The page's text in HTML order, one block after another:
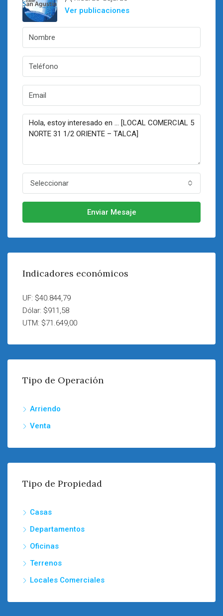
Ver publicaciones
Seleccionar
Enviar Mesaje
Indicadores económicos
UF: $40.844,79
Dólar: $911,58
UTM: $71.649,00
Tipo de Operación
Arriendo
Venta
Tipo de Propiedad
Casas
Departamentos
Oficinas
Terrenos
Locales Comerciales